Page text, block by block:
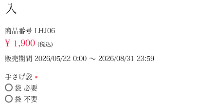
入
商品番号 LHJ06
¥ 1,900 税込
販売期間 2026/05/22 0:00 〜 2026/08/31 23:59
手さげ袋
(必
須)
袋 必要
袋 不要